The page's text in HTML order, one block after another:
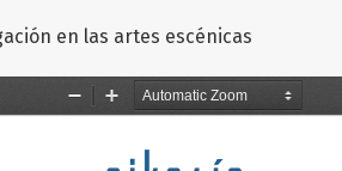
en las artes escénicas